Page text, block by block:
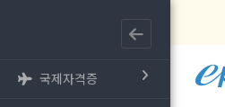
국제자격증